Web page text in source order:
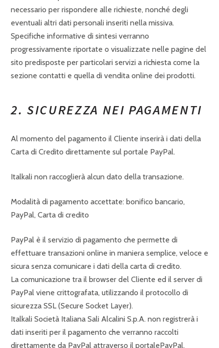
necessario per rispondere alle richieste, nonché degli
eventuali altri dati personali inseriti nella missiva.
Specifiche informative di sintesi verranno
progressivamente riportate o visualizzate nelle pagine del
sito predisposte per particolari servizi a richiesta come la
sezione contatti e quella di vendita online dei prodotti.
2. SICUREZZA NEI PAGAMENTI
Al momento del pagamento il Cliente inserirà i dati della
Carta di Credito direttamente sul portale PayPal.
Italkali non raccoglierà alcun dato della transazione.
Modalità di pagamento accettate: bonifico bancario,
PayPal, Carta di credito
PayPal è il servizio di pagamento che permette di
effettuare transazioni online in maniera semplice, veloce e
sicura senza comunicare i dati della carta di credito.
La comunicazione tra il browser del Cliente ed il server di
PayPal viene crittografata, utilizzando il protocollo di
sicurezza SSL (Secure Socket Layer).
Italkali Società Italiana Sali Alcalini S.p.A. non registrerà i
dati inseriti per il pagamento che verranno raccolti
direttamente da PayPal attraverso il portalePayPal.